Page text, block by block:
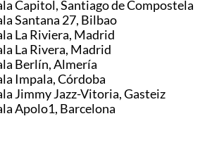
Capitol, Santiago de Compostela
Santana 27, Bilbao
La Riviera, Madrid
La Rivera, Madrid
Berlín, Almería
Impala, Córdoba
Jimmy Jazz-Vitoria, Gasteiz
Apolo1, Barcelona